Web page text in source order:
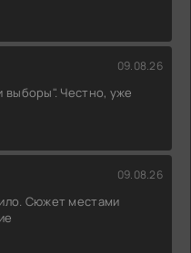
09.08.26
выборы". Честно, уже
09.08.26
Сюжет местами